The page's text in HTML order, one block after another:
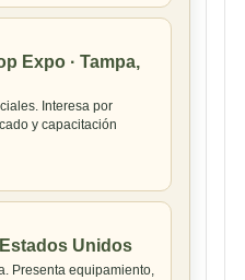
Expo · Tampa,
Interesa por
y capacitación
Unidos
Presenta equipamiento,